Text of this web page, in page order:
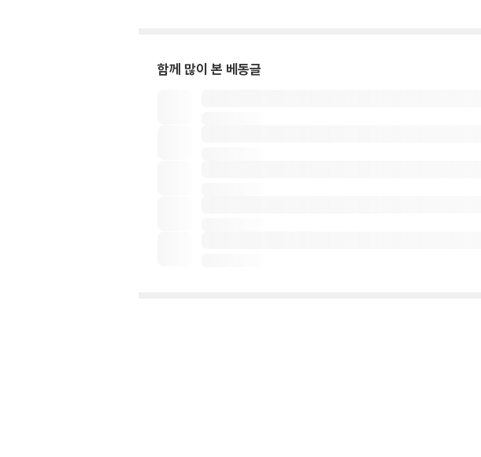
함께 많이 본 베동글